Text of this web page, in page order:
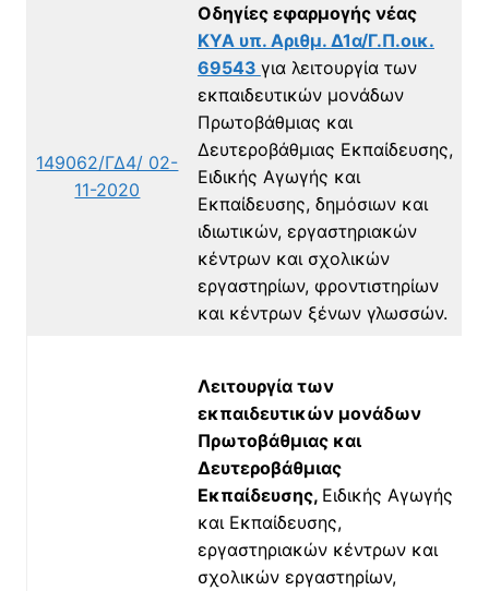
149062/ΓΔ4/ 02-
11-2020
Οδηγίες εφαρμογής νέας
ΚΥΑ υπ. Αριθμ. Δ1α/Γ.Π.οικ.
69543 για λειτουργία των
εκπαιδευτικών μονάδων
Πρωτοβάθμιας και
Δευτεροβάθμιας Εκπαίδευσης,
Ειδικής Αγωγής και
Εκπαίδευσης, δημόσιων και
ιδιωτικών, εργαστηριακών
κέντρων και σχολικών
εργαστηρίων, φροντιστηρίων
και κέντρων ξένων γλωσσών.
Λειτουργία των
εκπαιδευτικών μονάδων
Πρωτοβάθμιας και
Δευτεροβάθμιας
Εκπαίδευσης, Ειδικής Αγωγής
και Εκπαίδευσης,
εργαστηριακών κέντρων και
σχολικών εργαστηρίων,